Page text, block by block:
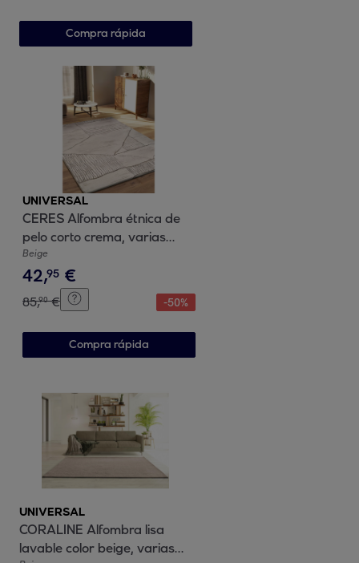
Compra rápida
UNIVERSAL
CERES Alfombra étnica de
pelo corto crema, varias
medidas disponibles.
Beige
42,95 €
85,90 € -50%
Compra rápida
UNIVERSAL
CORALINE Alfombra lisa
lavable color beige, varias